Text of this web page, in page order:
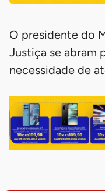
O presidente do
Justiça se abram
necessidade de